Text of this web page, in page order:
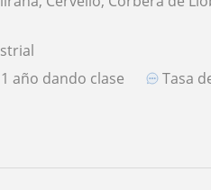
1 año dando clase Tasa